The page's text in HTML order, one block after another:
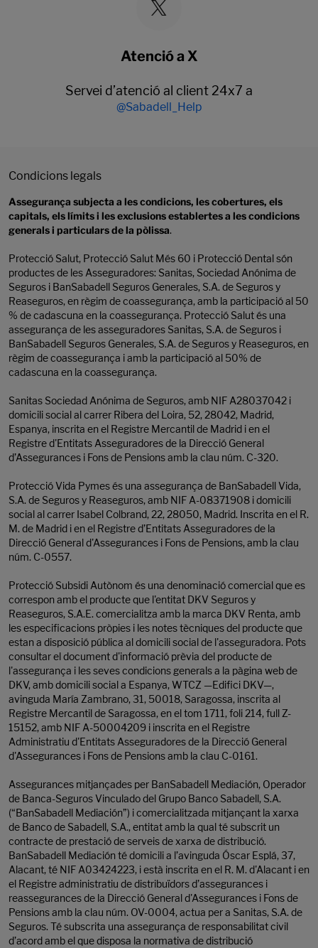
Atenció a X
Servei d’atenció al client 24x7 a
@Sabadell_Help
Condicions legals
Assegurança subjecta a les condicions, les cobertures, els
capitals, els límits i les exclusions establertes a les condicions
generals i particulars de la pòlissa.
Protecció Salut, Protecció Salut Més 60 i Protecció Dental són
productes de les Asseguradores: Sanitas, Sociedad Anónima de
Seguros i BanSabadell Seguros Generales, S.A. de Seguros y
Reaseguros, en règim de coassegurança, amb la participació al 50
% de cadascuna en la coassegurança. Protecció Salut és una
assegurança de les asseguradores Sanitas, S.A. de Seguros i
BanSabadell Seguros Generales, S.A. de Seguros y Reaseguros, en
règim de coassegurança i amb la participació al 50% de
cadascuna en la coassegurança.
Sanitas Sociedad Anónima de Seguros, amb NIF A28037042 i
domicili social al carrer Ribera del Loira, 52, 28042, Madrid,
Espanya, inscrita en el Registre Mercantil de Madrid i en el
Registre d'Entitats Asseguradores de la Direcció General
d’Assegurances i Fons de Pensions amb la clau núm. C-320.
Protecció Vida Pymes és una assegurança de BanSabadell Vida,
S.A. de Seguros y Reaseguros, amb NIF A-08371908 i domicili
social al carrer Isabel Colbrand, 22, 28050, Madrid. Inscrita en el R.
M. de Madrid i en el Registre d’Entitats Asseguradores de la
Direcció General d'Assegurances i Fons de Pensions, amb la clau
núm. C-0557.
Protecció Subsidi Autònom és una denominació comercial que es
correspon amb el producte que l'entitat DKV Seguros y
Reaseguros, S.A.E. comercialitza amb la marca DKV Renta, amb
les especificacions pròpies i les notes tècniques del producte que
estan a disposició pública al domicili social de l'asseguradora. Pots
consultar el document d'informació prèvia del producte de
l'assegurança i les seves condicions generals a la pàgina web de
DKV, amb domicili social a Espanya, WTCZ —Edifici DKV—,
avinguda María Zambrano, 31, 50018, Saragossa, inscrita al
Registre Mercantil de Saragossa, en el tom 1711, foli 214, full Z-
15152, amb NIF A-50004209 i inscrita en el Registre
Administratiu d'Entitats Asseguradores de la Direcció General
d'Assegurances i Fons de Pensions amb la clau C-0161.
Assegurances mitjançades per BanSabadell Mediación, Operador
de Banca-Seguros Vinculado del Grupo Banco Sabadell, S.A.
(“BanSabadell Mediación”) i comercialitzada mitjançant la xarxa
de Banco de Sabadell, S.A., entitat amb la qual té subscrit un
contracte de prestació de serveis de xarxa de distribució.
BanSabadell Mediación té domicili a l’avinguda Óscar Esplá, 37,
Alacant, té NIF A03424223, i està inscrita en el R. M. d'Alacant i en
el Registre administratiu de distribuïdors d’assegurances i
reassegurances de la Direcció General d'Assegurances i Fons de
Pensions amb la clau núm. OV-0004, actua per a Sanitas, S.A. de
Seguros. Té subscrita una assegurança de responsabilitat civil
d’acord amb el que disposa la normativa de distribució